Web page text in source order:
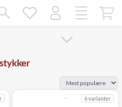
6 varianter